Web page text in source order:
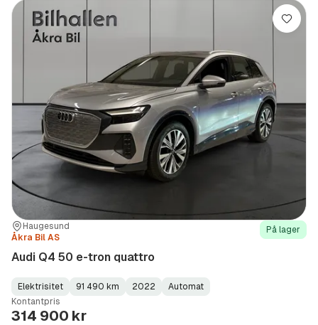
Sted:Haugesund
Forhandler:
Åkra Bil AS
På lager
Audi Q4 50 e-tron quattro
Fuel
Type:
Elektrisitet
Kilometerstand:
91 490 km
Model
Year:
2022
Gearbox
Type:
Automat
Kontantpris
314 900 kr
Lagre